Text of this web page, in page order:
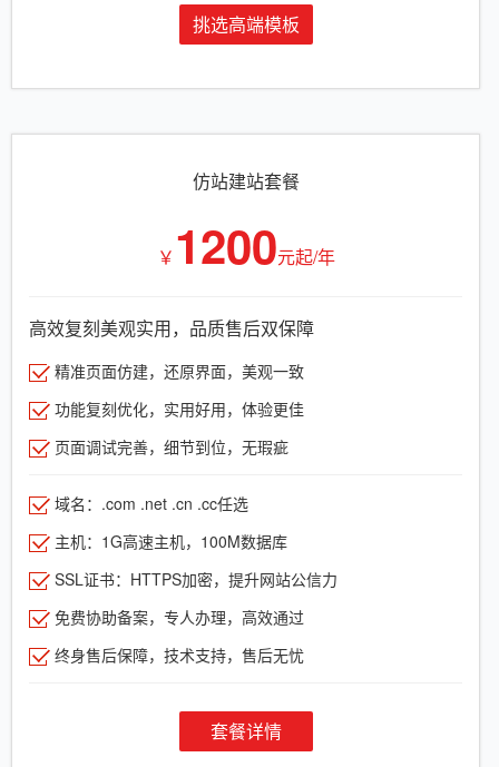
挑选高端模板
仿站建站套餐
￥ 1200元起/年
高效复刻美观实用，品质售后双保障
精准页面仿建，还原界面，美观一致
功能复刻优化，实用好用，体验更佳
页面调试完善，细节到位，无瑕疵
域名：.com .net .cn .cc任选
主机：1G高速主机，100M数据库
SSL证书：HTTPS加密，提升网站公信力
免费协助备案，专人办理，高效通过
终身售后保障，技术支持，售后无忧
套餐详情